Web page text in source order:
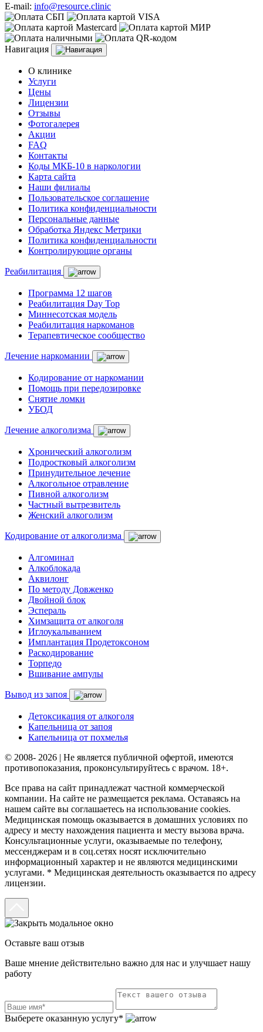
E-mail: info@resource.clinic
Навигация
О клинике
Услуги
Цены
Лицензии
Отзывы
Фотогалерея
Акции
FAQ
Контакты
Коды МКБ-10 в наркологии
Карта сайта
Наши филиалы
Пользовательское соглашение
Политика конфиденциальности
Персональные данные
Обработка Яндекс Метрики
Политика конфиденциальности
Контролирующие органы
Реабилитация
Программа 12 шагов
Реабилитация Day Top
Миннесотская модель
Реабилитация наркоманов
Терапевтическое сообщество
Лечение наркомании
Кодирование от наркомании
Помощь при передозировке
Снятие ломки
УБОД
Лечение алкоголизма
Хронический алкоголизм
Подростковый алкоголизм
Принудительное лечение
Алкогольное отравление
Пивной алкоголизм
Частный вытрезвитель
Женский алкоголизм
Кодирование от алкоголизма
Алгоминал
Алкоблокада
Аквилонг
По методу Довженко
Двойной блок
Эспераль
Химзащита от алкоголя
Иглоукалыванием
Имплантация Продетоксоном
Раскодирование
Торпедо
Вшивание ампулы
Вывод из запоя
Детоксикация от алкоголя
Капельница от запоя
Капельница от похмелья
© 2008- 2026 | Не является публичной офертой, имеются
противопоказания, проконсультируйтесь с врачом. 18+.
Все права на сайт принадлежат частной коммерческой
компании. На сайте не размещается реклама. Оставаясь на
нашем сайте вы соглашаетесь на использование cookies.
Медицинская помощь оказывается в домашних условиях по
адресу и месту нахождения пациента и месту вызова врача.
Консультационные услуги, оказываемые по телефону,
мессенджерам и в соц.сетях носят исключительно
информационный характер и не являются медицинскими
услугами. * Медицинская деятельность оказывается по адресу
лицензии.
Оставьте ваш отзыв
Ваше мнение действительно важно для нас и улучшает нашу
работу
Выберете оказанную услугу*